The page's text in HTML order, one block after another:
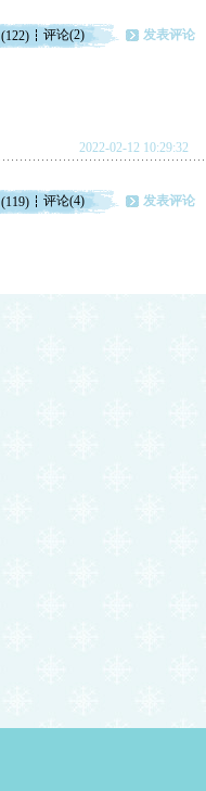
(122) 评论(2) 发表评论
2022-02-12 10:29:32
(119) 评论(4) 发表评论